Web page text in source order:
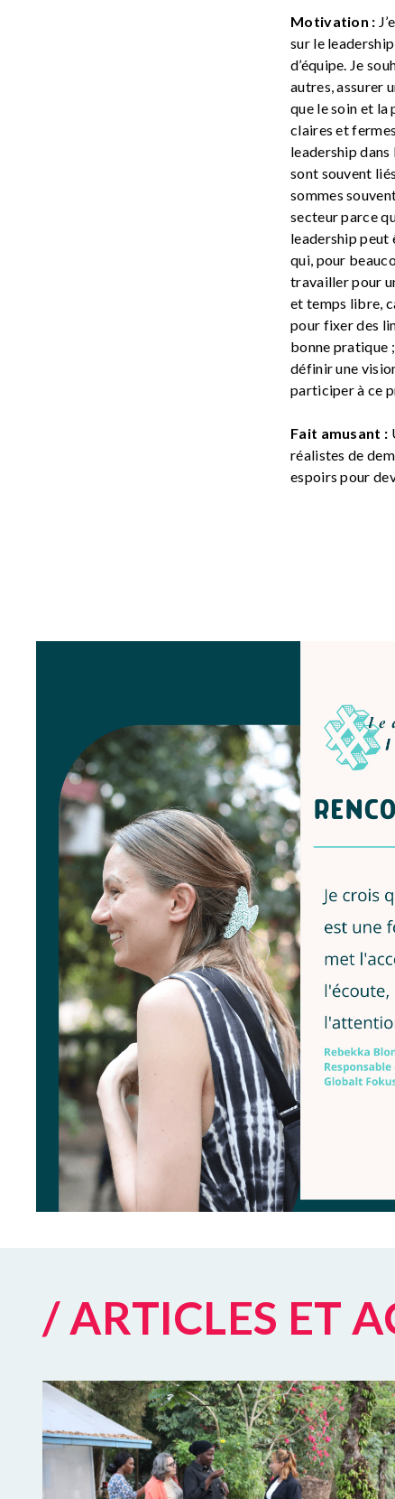
Motivation :
sur le
d’équipe. Je
autres, assurer
que le soin et la
claires et
leadership
sont souvent
sommes
secteur parce
leadership peut
qui, pour
travailler pour
et temps libre,
pour fixer des
bonne pratique
définir une
participer à ce
Fait amusant :
réalistes de
espoirs pour
/ ARTICLES ET